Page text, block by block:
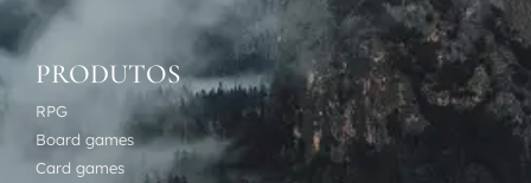
PRODUTOS
RPG
Board games
Card games